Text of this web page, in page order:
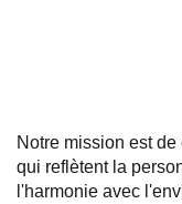
Notre mission est
qui reflètent la
l'harmonie avec